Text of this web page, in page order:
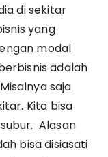
di sekitar
yang
modal
adalah
saja
Kita bisa
Alasan
bisa disiasati